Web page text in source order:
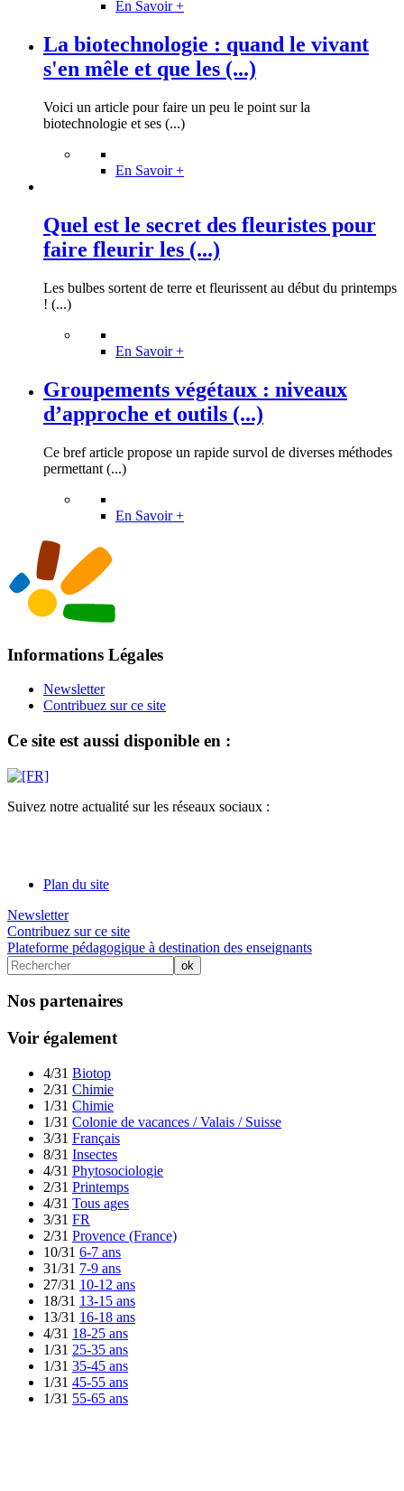
En Savoir +
La biotechnologie : quand le vivant
s'en mêle et que les (...)
Voici un article pour faire un peu le point sur la
biotechnologie et ses (...)
En Savoir +
Quel est le secret des fleuristes pour
faire fleurir les (...)
Les bulbes sortent de terre et fleurissent au début du printemps
! (...)
En Savoir +
Groupements végétaux : niveaux
d’approche et outils (...)
Ce bref article propose un rapide survol de diverses méthodes
permettant (...)
En Savoir +
Informations Légales
Newsletter
Contribuez sur ce site
Ce site est aussi disponible en :
Suivez notre actualité sur les réseaux sociaux :
Plan du site
Newsletter
Contribuez sur ce site
Plateforme pédagogique à destination des enseignants
Nos partenaires
Voir également
4/31 Biotop
2/31 Chimie
1/31 Chimie
1/31 Colonie de vacances / Valais / Suisse
3/31 Français
8/31 Insectes
4/31 Phytosociologie
2/31 Printemps
4/31 Tous ages
3/31 FR
2/31 Provence (France)
10/31 6-7 ans
31/31 7-9 ans
27/31 10-12 ans
18/31 13-15 ans
13/31 16-18 ans
4/31 18-25 ans
1/31 25-35 ans
1/31 35-45 ans
1/31 45-55 ans
1/31 55-65 ans